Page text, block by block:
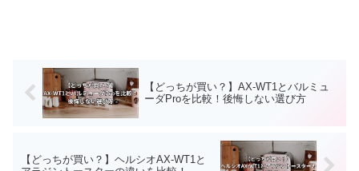
【どっちが買い？】AX-WT1とバルミュ
ーダProを比較！後悔しない選び方
【どっちが買い？】ヘルシオAX-WT1と